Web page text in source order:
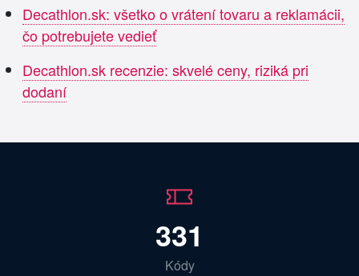
Decathlon.sk: všetko o vrátení tovaru a reklamácii,
čo potrebujete vedieť
Decathlon.sk recenzie: skvelé ceny, riziká pri
dodaní
331
Kódy